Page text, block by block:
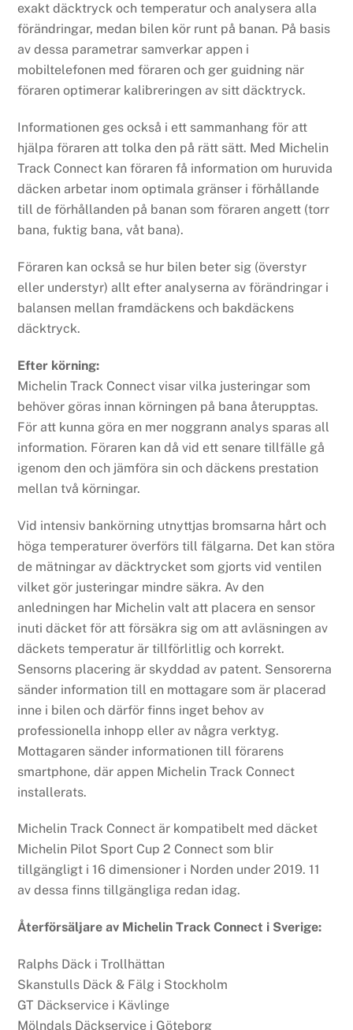
exakt däcktryck och temperatur och analysera alla
förändringar, medan bilen kör runt på banan. På basis
av dessa parametrar samverkar appen i
mobiltelefonen med föraren och ger guidning när
föraren optimerar kalibreringen av sitt däcktryck.
Informationen ges också i ett sammanhang för att
hjälpa föraren att tolka den på rätt sätt. Med Michelin
Track Connect kan föraren få information om huruvida
däcken arbetar inom optimala gränser i förhållande
till de förhållanden på banan som föraren angett (torr
bana, fuktig bana, våt bana).
Föraren kan också se hur bilen beter sig (överstyr
eller understyr) allt efter analyserna av förändringar i
balansen mellan framdäckens och bakdäckens
däcktryck.
Efter körning:
Michelin Track Connect visar vilka justeringar som
behöver göras innan körningen på bana återupptas.
För att kunna göra en mer noggrann analys sparas all
information. Föraren kan då vid ett senare tillfälle gå
igenom den och jämföra sin och däckens prestation
mellan två körningar.
Vid intensiv bankörning utnyttjas bromsarna hårt och
höga temperaturer överförs till fälgarna. Det kan störa
de mätningar av däcktrycket som gjorts vid ventilen
vilket gör justeringar mindre säkra. Av den
anledningen har Michelin valt att placera en sensor
inuti däcket för att försäkra sig om att avläsningen av
däckets temperatur är tillförlitlig och korrekt.
Sensorns placering är skyddad av patent. Sensorerna
sänder information till en mottagare som är placerad
inne i bilen och därför finns inget behov av
professionella inhopp eller av några verktyg.
Mottagaren sänder informationen till förarens
smartphone, där appen Michelin Track Connect
installerats.
Michelin Track Connect är kompatibelt med däcket
Michelin Pilot Sport Cup 2 Connect som blir
tillgängligt i 16 dimensioner i Norden under 2019. 11
av dessa finns tillgängliga redan idag.
Återförsäljare av Michelin Track Connect i Sverige:
Ralphs Däck i Trollhättan
Skanstulls Däck & Fälg i Stockholm
GT Däckservice i Kävlinge
Mölndals Däckservice i Göteborg